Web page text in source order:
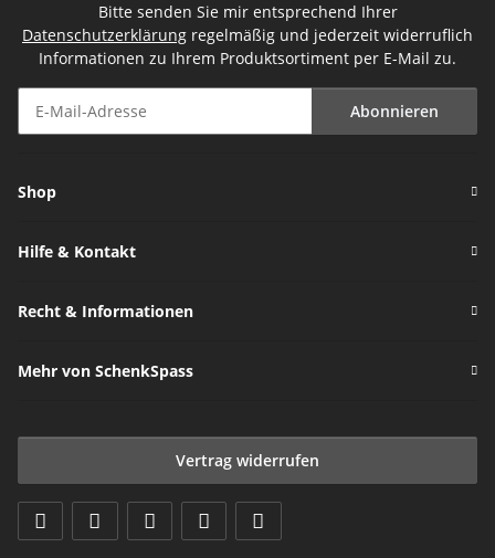
Bitte senden Sie mir entsprechend Ihrer
Datenschutzerklärung regelmäßig und jederzeit widerruflich
Informationen zu Ihrem Produktsortiment per E-Mail zu.
Abonnieren
Shop
Hilfe & Kontakt
Recht & Informationen
Mehr von SchenkSpass
Vertrag widerrufen